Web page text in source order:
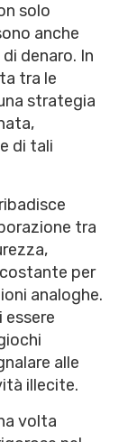
solo
anche
denaro. In
tra le
strategia
di tali
tra
per
analoghe.
alle
illecite.
volta